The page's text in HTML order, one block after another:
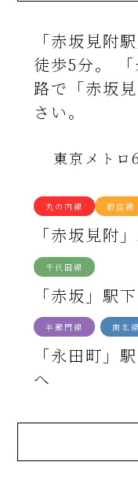
「赤坂見附
徒歩5分。
路で「赤坂
さい。
東京メトロ
丸の内線 銀座線
「赤坂見附
千代田線
「赤坂」駅
半蔵門線 南北線
「永田町」
へ